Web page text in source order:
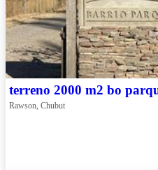
terreno 2000 m2 bo
Rawson, Chubut